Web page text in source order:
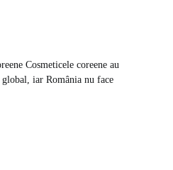
Cosmeticele coreene au
iar România nu face